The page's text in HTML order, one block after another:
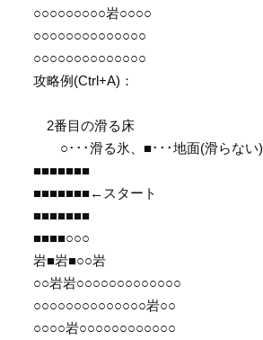
○○○○○○○○○岩○○○○
○○○○○○○○○○○○○○
○○○○○○○○○○○○○○
攻略例(Ctrl+A)：
2番目の滑る床
○･･･滑る氷、■･･･地面(滑らない)
■■■■■■■
■■■■■■■←スタート
■■■■■■■
■■■■○○○
岩■岩■○○岩
○○岩岩○○○○○○○○○○○○○
○○○○○○○○○○○○○○岩○○
○○○○岩○○○○○○○○○○○○